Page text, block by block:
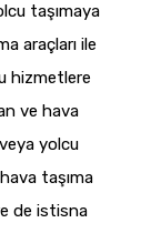
taşımaya
araçları ile
hizmetlere
ve hava
yolcu
taşıma
de istisna